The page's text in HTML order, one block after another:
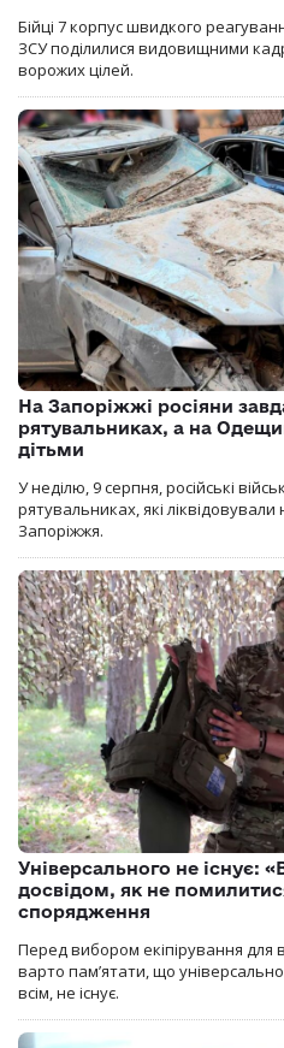
Бійці 7 корпус швидкого
ЗСУ поділилися видовищними
ворожих цілей.
На Запоріжжі росіяни
рятувальниках, а на
дітьми
У неділю, 9 серпня, російські
рятувальниках, які ліквідовували
Запоріжжя.
Універсального не існує:
досвідом, як не
спорядження
Перед вибором екіпірування
варто пам’ятати, що
всім, не існує.